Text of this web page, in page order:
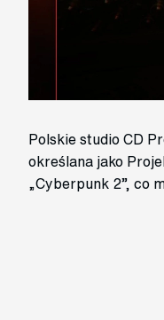
Polskie studio CD
określana jako
„Cyberpunk 2”, co